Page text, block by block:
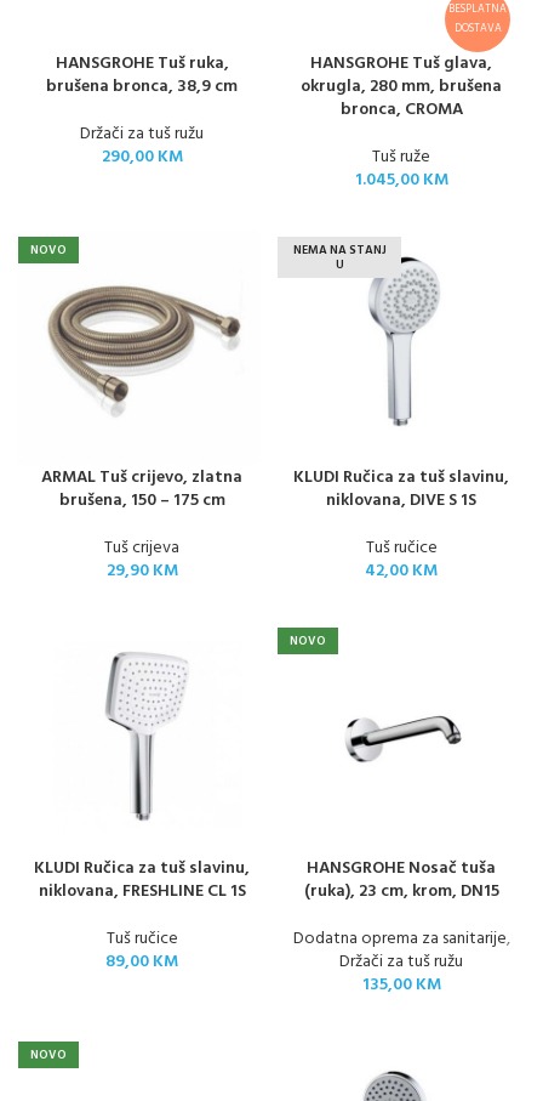
HANSGROHE Tuš ruka,
brušena bronca, 38,9 cm
Držači za tuš ružu
290,00KM
BESPLATNA
DOSTAVA
HANSGROHE Tuš glava,
okrugla, 280 mm, brušena
bronca, CROMA
Tuš ruže
1.045,00KM
NOVO
ARMAL Tuš crijevo, zlatna
brušena, 150 – 175 cm
Tuš crijeva
29,90KM
NEMA NA STANJ
U
KLUDI Ručica za tuš slavinu,
niklovana, DIVE S 1S
Tuš ručice
42,00KM
KLUDI Ručica za tuš slavinu,
niklovana, FRESHLINE CL 1S
Tuš ručice
89,00KM
NOVO
HANSGROHE Nosač tuša
(ruka), 23 cm, krom, DN15
Dodatna oprema za sanitarije,
Držači za tuš ružu
135,00KM
NOVO